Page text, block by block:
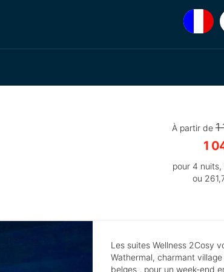
À partir de 1
1
pour 4
ou
Les suites Wellness 2Cosy
Wathermal, charmant
belges , pour un week-end